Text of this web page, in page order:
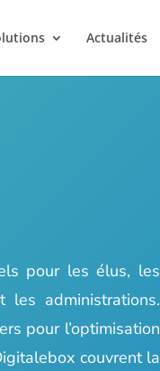
Actualités
pour les élus, les
les administrations.
pour l’optimisation
couvrent la